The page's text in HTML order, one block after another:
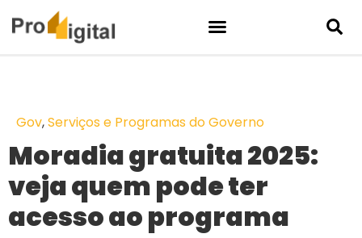
Gov,Serviços e Programas do Governo
Moradia gratuita 2025:
veja quem pode ter
acesso ao programa